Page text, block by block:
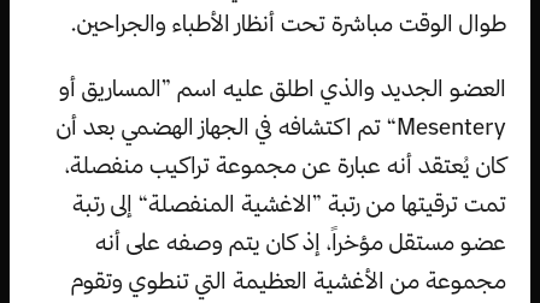
طوال الوقت مباشرة تحت أنظار الأطباء والجراحين.
العضو الجديد والذي اطلق عليه اسم ”المساريق أو
Mesentery“ تم اكتشافه في الجهاز الهضمي بعد أن
كان يُعتقد أنه عبارة عن مجموعة تراكيب منفصلة،
تمت ترقيتها من رتبة ”الاغشية المنفصلة“ إلى رتبة
عضو مستقل مؤخراً، إذ كان يتم وصفه على أنه
مجموعة من الأغشية العظيمة التي تنطوي وتقوم